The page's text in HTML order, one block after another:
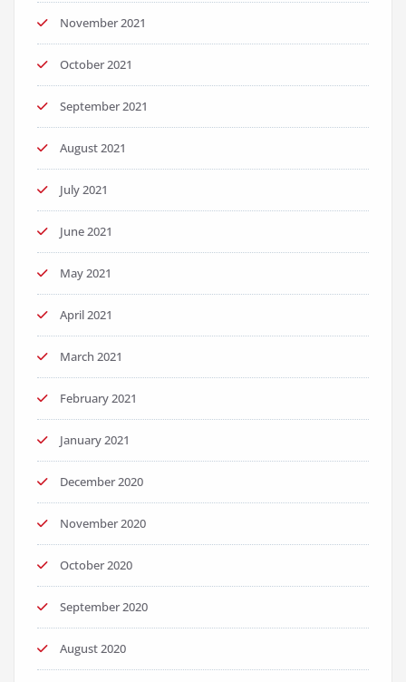
November 2021
October 2021
September 2021
August 2021
July 2021
June 2021
May 2021
April 2021
March 2021
February 2021
January 2021
December 2020
November 2020
October 2020
September 2020
August 2020